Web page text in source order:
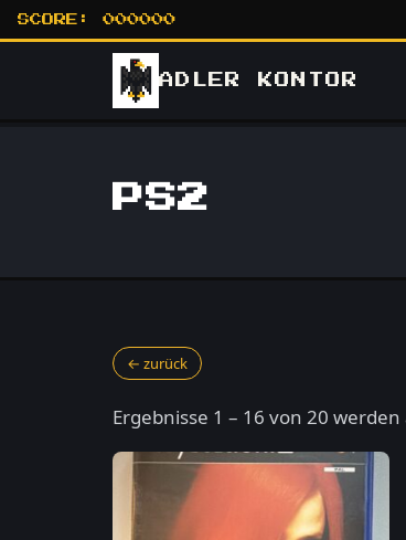
SCORE: 000000
ADLER KONTOR
PS2
← zurück
Ergebnisse 1 – 16 von 20